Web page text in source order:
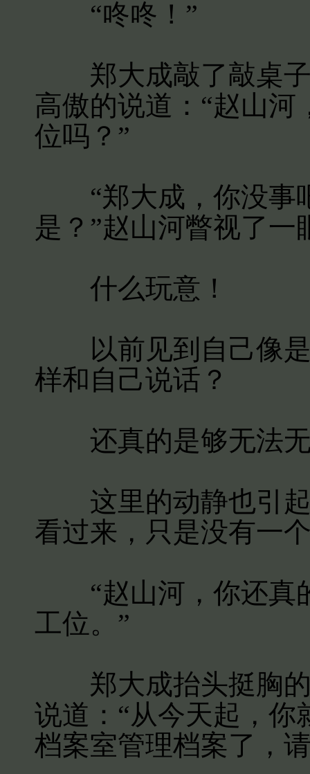
“咚咚！”
郑大成敲了敲桌子
高傲的说道：“赵山
位吗？”
“郑大成，你没事
是？”赵山河瞥视了一
什么玩意！
以前见到自己像是
样和自己说话？
还真的是够无法无
这里的动静也引起
看过来，只是没有一
“赵山河，你还真
工位。”
郑大成抬头挺胸的
说道：“从今天起，
档案室管理档案了，